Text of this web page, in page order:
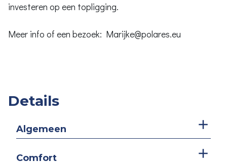
investeren op een topligging.
Meer info of een bezoek: Marijke@polares.eu
Details
Algemeen
Comfort